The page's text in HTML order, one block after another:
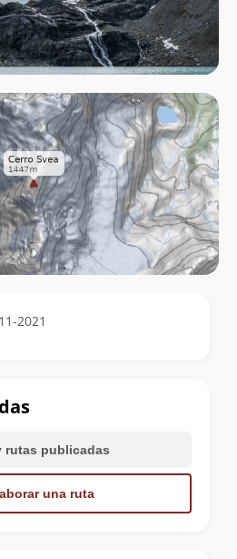
2021
rutas publicadas
una ruta